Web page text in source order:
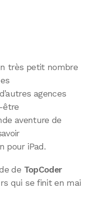
très petit nombre
agences
être
aventure de
pour iPad.
de TopCoder
qui se finit en mai